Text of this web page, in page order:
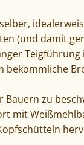
(und damit
bekömmliche
Bauern zu
mit